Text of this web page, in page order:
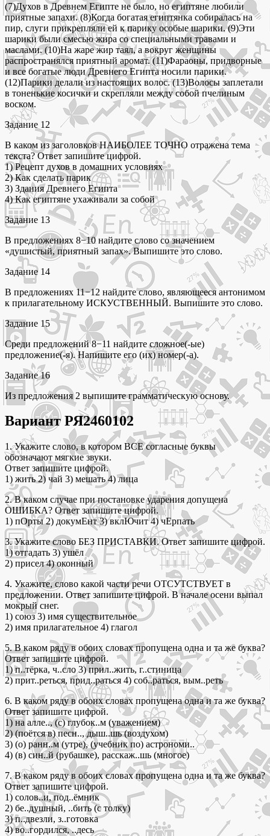
(7)Духов в Древнем Египте не было, но египтяне любили
приятные запахи. (8)Когда богатая египтянка собиралась на
пир, слуги прикрепляли ей к парику особые шарики. (9)Эти
шарики были смесью жира со специальными травами и
маслами. (10)На жаре жир таял, а вокруг женщины
распространялся приятный аромат. (11)Фараоны, придворные
и все богатые люди Древнего Египта носили парики.
(12)Парики делали из настоящих волос. (13)Волосы заплетали
в тоненькие косички и скрепляли между собой пчелиным
воском.
Задание 12
В каком из заголовков НАИБОЛЕЕ ТОЧНО отражена тема
текста? Ответ запишите цифрой.
1) Рецепт духов в домашних условиях
2) Как сделать парик
3) Здания Древнего Египта
4) Как египтяне ухаживали за собой
Задание 13
В предложениях 8−10 найдите слово со значением
«душистый, приятный запах». Выпишите это слово.
Задание 14
В предложениях 11−12 найдите слово, являющееся антонимом
к прилагательному ИСКУСТВЕННЫЙ. Выпишите это слово.
Задание 15
Среди предложений 8−11 найдите сложное(-ые)
предложение(-я). Напишите его (их) номер(-а).
Задание 16
Из предложения 2 выпишите грамматическую основу.
Вариант РЯ2460102
1. Укажите слово, в котором ВСЕ согласные буквы
обозначают мягкие звуки.
Ответ запишите цифрой.
1) жить 2) чай 3) мешать 4) лица
2. В каком случае при постановке ударения допущена
ОШИБКА? Ответ запишите цифрой.
1) пОрты 2) докумЕнт 3) вклЮчит 4) чЕрпать
3. Укажите слово БЕЗ ПРИСТАВКИ. Ответ запишите цифрой.
1) отгадать 3) ушёл
2) присел 4) оконный
4. Укажите, слово какой части речи ОТСУТСТВУЕТ в
предложении. Ответ запишите цифрой. В начале осени выпал
мокрый снег.
1) союз 3) имя существительное
2) имя прилагательное 4) глагол
5. В каком ряду в обоих словах пропущена одна и та же буква?
Ответ запишите цифрой.
1) п..тёрка, ч..сло 3) прил..жить, г..стиница
2) прит..реться, прид..раться 4) соб..раться, вым..реть
6. В каком ряду в обоих словах пропущена одна и та же буква?
Ответ запишите цифрой.
1) на алле.., (с) глубок..м (уважением)
2) (поётся в) песн.., дыш..шь (воздухом)
3) (о) ранн..м (утре), (учебник по) астрономи..
4) (в) син..й (рубашке), расскаж..шь (многое)
7. В каком ряду в обоих словах пропущена одна и та же буква?
Ответ запишите цифрой.
1) солов..и, под..ёмник
2) бе..душный, ..бить (с толку)
3) п..двезли, з..готовка
4) во..гордился, ..десь